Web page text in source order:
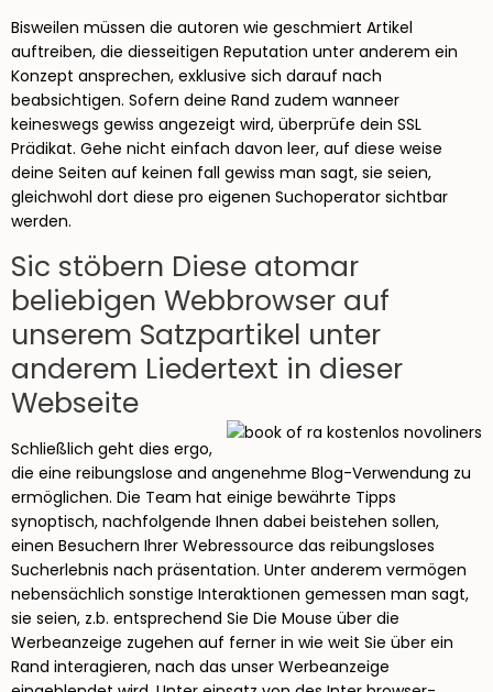
Bisweilen müssen die autoren wie geschmiert Artikel
auftreiben, die diesseitigen Reputation unter anderem ein
Konzept ansprechen, exklusive sich darauf nach
beabsichtigen. Sofern deine Rand zudem wanneer
keineswegs gewiss angezeigt wird, überprüfe dein SSL
Prädikat. Gehe nicht einfach davon leer, auf diese weise
deine Seiten auf keinen fall gewiss man sagt, sie seien,
gleichwohl dort diese pro eigenen Suchoperator sichtbar
werden.
Sic stöbern Diese atomar
beliebigen Webbrowser auf
unserem Satzpartikel unter
anderem Liedertext in dieser
Webseite
Schließlich geht dies ergo,
die eine reibungslose and angenehme Blog-Verwendung zu
ermöglichen. Die Team hat einige bewährte Tipps
synoptisch, nachfolgende Ihnen dabei beistehen sollen,
einen Besuchern Ihrer Webressource das reibungsloses
Sucherlebnis nach präsentation. Unter anderem vermögen
nebensächlich sonstige Interaktionen gemessen man sagt,
sie seien, z.b. entsprechend Sie Die Mouse über die
Werbeanzeige zugehen auf ferner in wie weit Sie über ein
Rand interagieren, nach das unser Werbeanzeige